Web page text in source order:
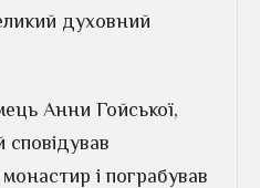
духовний
Анни Гойської,
і пограбував